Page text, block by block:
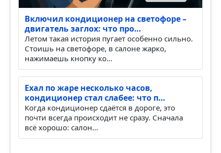
Включил кондиционер на светофоре –
двигатель заглох: что про…
Летом такая история пугает особенно сильно.
Стоишь на светофоре, в салоне жарко,
нажимаешь кнопку ко…
Ехал по жаре несколько часов,
кондиционер стал слабее: что п…
Когда кондиционер сдаётся в дороге, это
почти всегда происходит не сразу. Сначала
всё хорошо: салон…